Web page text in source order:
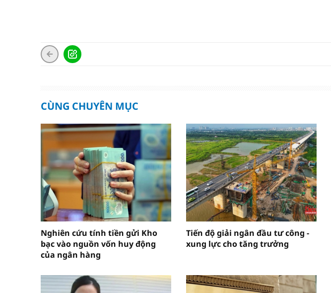
CÙNG CHUYÊN MỤC
Nghiên cứu tính tiền gửi Kho
bạc vào nguồn vốn huy động
của ngân hàng
Tiến độ giải ngân đầu tư công -
xung lực cho tăng trưởng